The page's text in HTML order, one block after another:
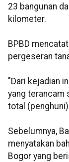
23 bangunan
kilometer.
BPBD
pergeseran
"Dari kejadian
yang terancam
total
Sebelumnya,
menyatakan
Bogor yang